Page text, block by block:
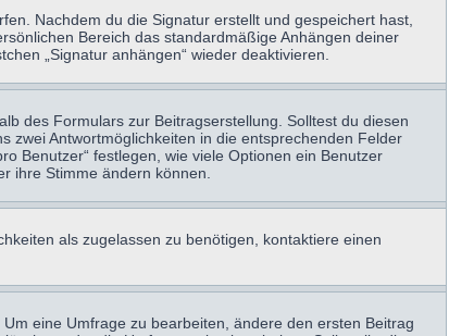
Nachdem du die Signatur erstellt und gespeichert hast,
Bereich das standardmäßige Anhängen deiner
„Signatur anhängen“ wieder deaktivieren.
des Formulars zur Beitragserstellung. Solltest du diesen
zwei Antwortmöglichkeiten in die entsprechenden Felder
Benutzer“ festlegen, wie viele Optionen ein Benutzer
ihre Stimme ändern können.
als zugelassen zu benötigen, kontaktiere einen
eine Umfrage zu bearbeiten, ändere den ersten Beitrag